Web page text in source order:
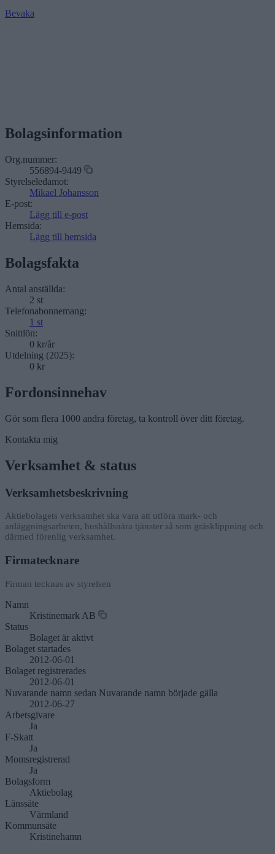
Bevaka
Bolagsinformation
Org.nummer:
556894-9449
Styrelseledamot:
Mikael Johansson
E-post:
Lägg till e-post
Hemsida:
Lägg till hemsida
Bolagsfakta
Antal anställda:
2 st
Telefonabonnemang:
1 st
Snittlön:
0 kr/år
Utdelning (2025):
0 kr
Fordonsinnehav
Gör som flera 1000 andra företag, ta kontroll över ditt företag.
Kontakta mig
Verksamhet & status
Verksamhetsbeskrivning
Aktiebolagets verksamhet ska vara att utföra mark- och
anläggningsarbeten, hushållsnära tjänster så som gräsklippning och
därmed förenlig verksamhet.
Firmatecknare
Firman tecknas av styrelsen
Namn
Kristinemark AB
Status
Bolaget är aktivt
Bolaget startades
2012-06-01
Bolaget registrerades
2012-06-01
Nuvarande namn sedan Nuvarande namn började gälla
2012-06-27
Arbetsgivare
Ja
F-Skatt
Ja
Momsregistrerad
Ja
Bolagsform
Aktiebolag
Länssäte
Värmland
Kommunsäte
Kristinehamn